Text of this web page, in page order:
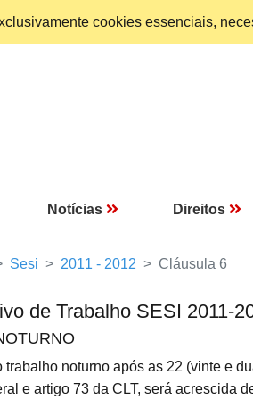
cookies essenciais,
Notícias Direitos
Sesi 2011 - 2012 Cláusula 6
de Trabalho SESI 2011-
trabalho noturno após as 22 (vinte e
e artigo 73 da CLT, será acrescida